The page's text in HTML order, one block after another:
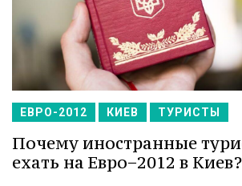
ЕВРО-2012 КИЕВ ТУРИСТЫ
Почему иностранные
ехать на Евро−2012 в Киев?